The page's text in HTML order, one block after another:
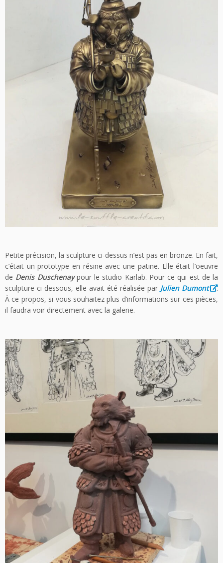
Petite précision, la sculpture ci-dessus n’est pas en bronze. En fait,
c’était un prototype en résine avec une patine. Elle était l’oeuvre
de Denis Duschenay pour le studio Karlab. Pour ce qui est de la
sculpture ci-dessous, elle avait été réalisée par Julien Dumont
.
À ce propos, si vous souhaitez plus d’informations sur ces pièces,
il faudra voir directement avec la galerie.